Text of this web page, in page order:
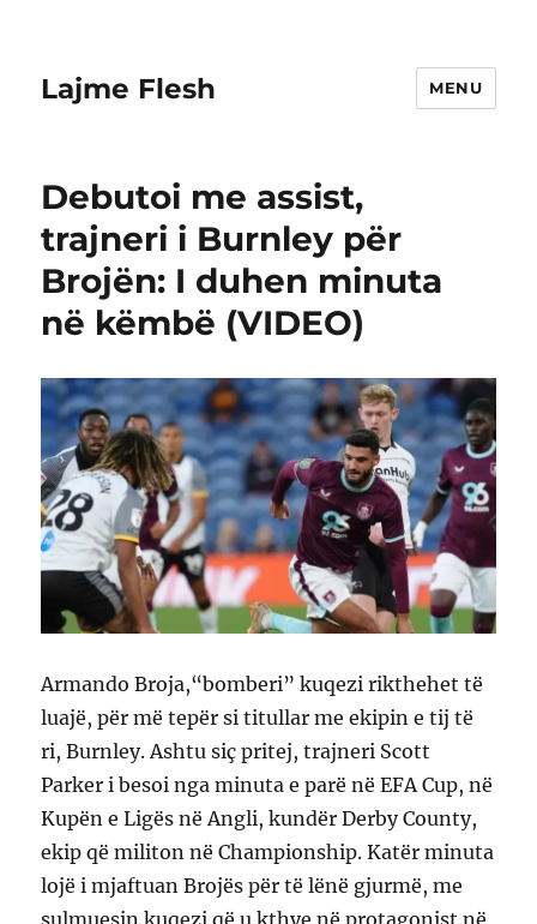
Lajme Flesh MENU
Debutoi me assist,
trajneri i Burnley për
Brojën: I duhen minuta
në këmbë (VIDEO)
Armando Broja,“bomberi” kuqezi rikthehet të
luajë, për më tepër si titullar me ekipin e tij të
ri, Burnley. Ashtu siç pritej, trajneri Scott
Parker i besoi nga minuta e parë në EFA Cup, në
Kupën e Ligës në Angli, kundër Derby County,
ekip që militon në Championship. Katër minuta
lojë i mjaftuan Brojës për të lënë gjurmë, me